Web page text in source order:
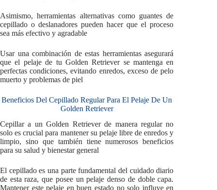
Asimismo, herramientas alternativas como guantes de
cepillado o deslanadores pueden hacer que el proceso
sea más efectivo y agradable
Usar una combinación de estas herramientas asegurará
que el pelaje de tu Golden Retriever se mantenga en
perfectas condiciones, evitando enredos, exceso de pelo
muerto y problemas de piel
Beneficios Del Cepillado Regular Para El Pelaje De Un
Golden Retriever
Cepillar a un Golden Retriever de manera regular no
solo es crucial para mantener su pelaje libre de enredos y
limpio, sino que también tiene numerosos beneficios
para su salud y bienestar general
El cepillado es una parte fundamental del cuidado diario
de esta raza, que posee un pelaje denso de doble capa.
Mantener este pelaje en buen estado no solo influye en